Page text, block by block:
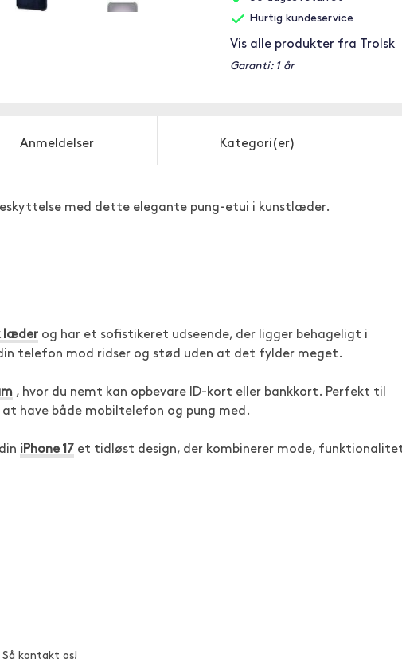
Hurtig kundeservice
Vis alle produkter fra Trolsk
Garanti: 1 år
Anmeldelser Kategori(er)
med dette elegante pung-etui i kunstlæder.
læder og har et sofistikeret udseende, der ligger behageligt i
telefon mod ridser og stød uden at det fylder meget.
, hvor du nemt kan opbevare ID-kort eller bankkort. Perfekt til
have både mobiltelefon og pung med.
iPhone 17 et tidløst design, der kombinerer mode,
Så kontakt os!